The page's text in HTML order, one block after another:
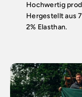
Hochwertig
Hergestellt aus
2% Elasthan.